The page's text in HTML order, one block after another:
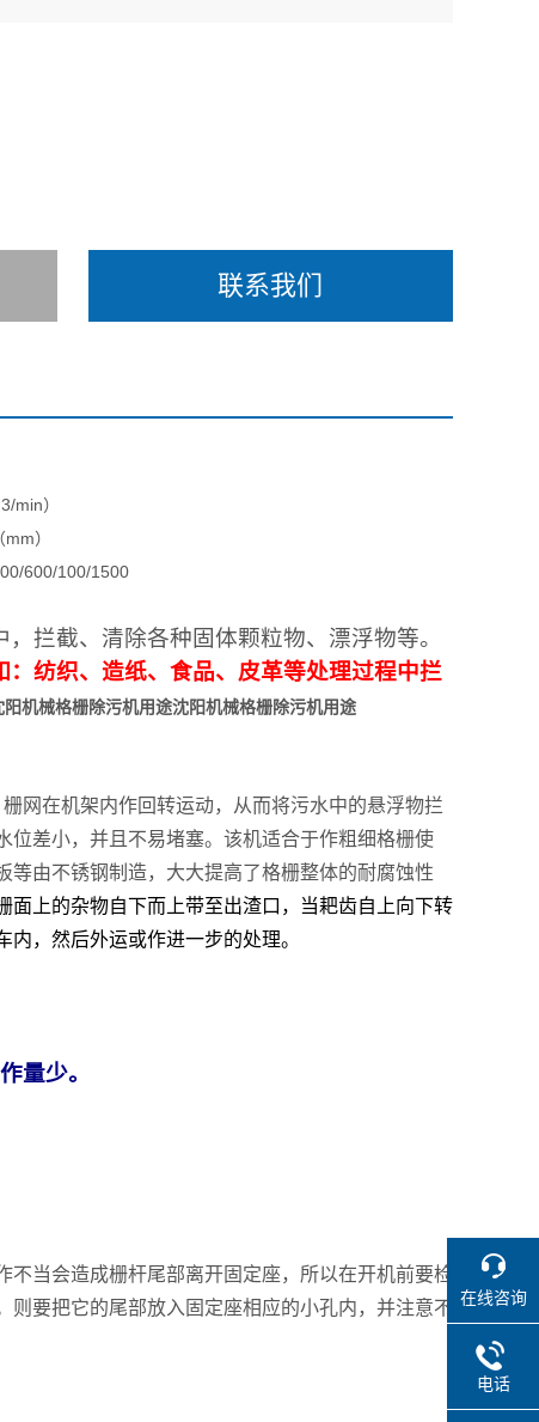
联系我们
min）
）
600/100/1500
拦截、清除各种固体颗粒物、漂浮物等。
：纺织、造纸、食品、皮革等处理过程中拦
阳机械格栅除污机用途沈阳机械格栅除污机用途
网在机架内作回转运动，从而将污水中的悬浮物拦
差小，并且不易堵塞。该机适合于作粗细格栅使
由不锈钢制造，大大提高了格栅整体的耐腐蚀性
面上的杂物自下而上带至出渣口，当耙齿自上向下转
，然后外运或作进一步的处理。
量少。
当会造成栅杆尾部离开固定座，所以在开机前要检
要把它的尾部放入固定座相应的小孔内，并注意不
在线咨询
电话